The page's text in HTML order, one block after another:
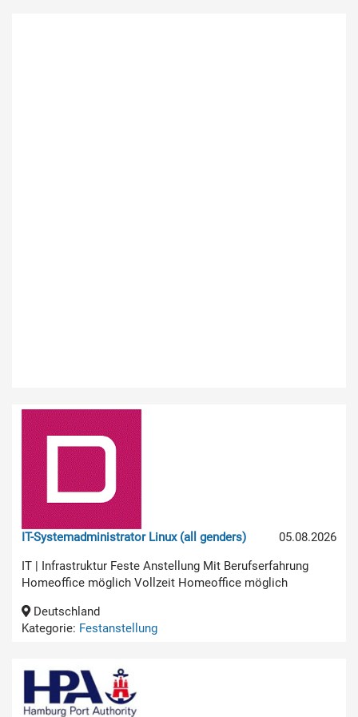
05.08.2026
IT-Systemadministrator Linux (all genders)
IT | Infrastruktur Feste Anstellung Mit Berufserfahrung
Homeoffice möglich Vollzeit Homeoffice möglich
Deutschland
Kategorie: Festanstellung